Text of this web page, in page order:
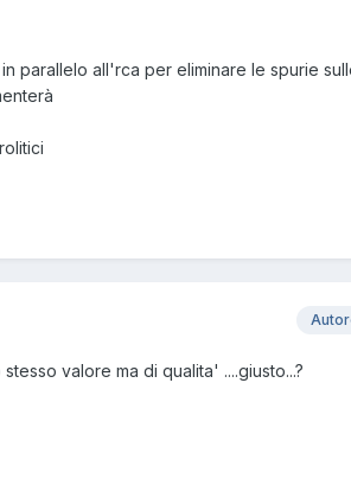
parallelo all'rca per eliminare le spurie
valore ma di qualita' ....giusto...?